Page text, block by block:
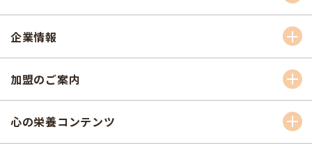
企業情報
加盟のご案内
心の栄養コンテンツ